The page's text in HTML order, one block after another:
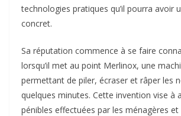
technologies pratiques qu’il pourra avoir
concret.
Sa réputation commence à se faire
lorsqu’il met au point Merlinox, une
permettant de piler, écraser et râper les
quelques minutes. Cette invention vise à
pénibles effectuées par les ménagères et